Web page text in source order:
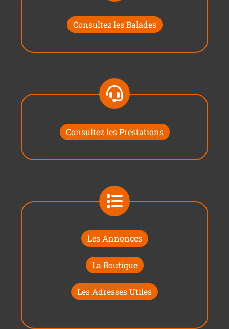
Consultez les Balades
Consultez les Prestations
Les Annonces
La Boutique
Les Adresses Utiles